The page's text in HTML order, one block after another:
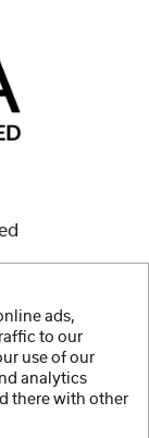
sempre stati la
ads,
to our
use of our
analytics
there with other